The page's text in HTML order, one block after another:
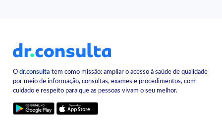
Odr.consulta tem como missão: ampliar o acesso à saúde de qualidade
por meio de informação, consultas, exames e procedimentos, com
cuidado e respeito para que as pessoas vivam o seu melhor.